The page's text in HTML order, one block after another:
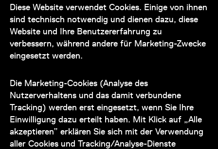
Diese Website verwendet Cookies. Einige von ihnen
sind technisch notwendig und dienen dazu, diese
Website und Ihre Benutzererfahrung zu
verbessern, während andere für Marketing-Zwecke
eingesetzt werden.
Die Marketing-Cookies (Analyse des
Nutzerverhaltens und das damit verbundene
Tracking) werden erst eingesetzt, wenn Sie Ihre
Einwilligung dazu erteilt haben. Mit Klick auf „Alle
akzeptieren” erklären Sie sich mit der Verwendung
aller Cookies und Tracking/Analyse-Dienste
Kontakt
auch telefonisch zur Verfügung:
+43 1 505 87 47 85173
service@wienmuseum.at